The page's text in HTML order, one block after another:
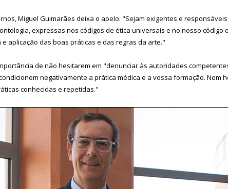
Miguel Guimarães deixa o apelo: "Sejam exigentes e
expressas nos códigos de ética universais e no nosso código
aplicação das boas práticas e das regras da arte."
de não hesitarem em "denunciar às autoridades
negativamente a prática médica e a vossa formação. Nem
conhecidas e repetidas."